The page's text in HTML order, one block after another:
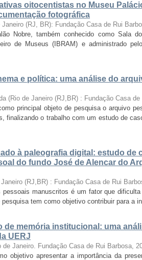
oitocentistas no Museu
fotográfica
Janeiro (RJ, BR): Fundação Casa de Rui
Nobre, também conhecido como Sala
de Museus (IBRAM) e administrado
e política: uma análise do
(Rio de Janeiro (RJ,BR) : Fundação Casa
principal objeto de pesquisa o arquivo
finalizando o trabalho com um estudo de
à paleografia digital: estudo de
do fundo José de Alencar do
Janeiro (RJ,BR) : Fundação Casa de Rui
pessoais manuscritos é um fator que
tem como objetivo contribuir para a
de memória institucional: uma
UERJ
de Janeiro. Fundação Casa de Rui Barbosa,
objetivo apresentar a importância da